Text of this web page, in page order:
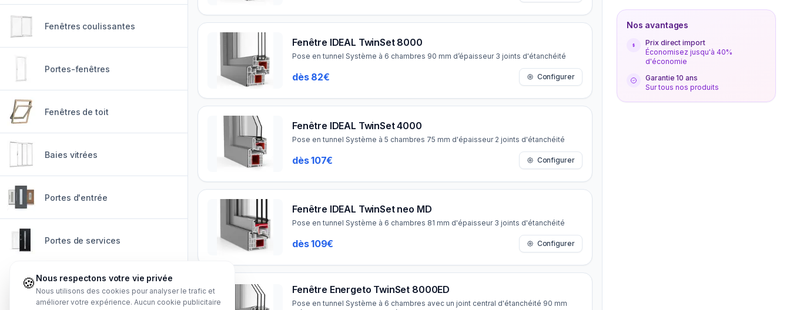
Fenêtres coulissantes
Portes-fenêtres
Fenêtres de toit
Baies vitrées
Portes d'entrée
Portes de services
Nos avantages
Prix direct import
Économisez jusqu'à 40%
d'économie
Garantie 10 ans
Sur tous nos produits
Fenêtre IDEAL TwinSet 8000
Pose en tunnel Système à 6 chambres 90 mm d’épaisseur 3 joints d'étanchéité
dès 82€ Configurer
Fenêtre IDEAL TwinSet 4000
Pose en tunnel Système à 5 chambres 75 mm d'épaisseur 2 joints d'étanchéité
dès 107€ Configurer
Fenêtre IDEAL TwinSet neo MD
Pose en tunnel Système à 6 chambres 81 mm d'épaisseur 3 joints d'étanchéité
dès 109€ Configurer
Fenêtre Energeto TwinSet 8000ED
Pose en tunnel Système à 6 chambres avec un joint central d'étanchéité 90 mm
🍪 Nous respectons votre vie privée
Nous utilisons des cookies pour analyser le trafic et
améliorer votre expérience. Aucun cookie publicitaire